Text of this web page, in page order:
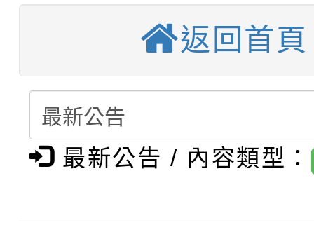
結果(第3招)
學年度第1學期第9次
結果(第4招)
【甄選結果(第12招)】
學年度第1學期第7次代
結果(第12招)
轉知：桃園市115學年
賽及師生本土語及新住
賽實施要點
轉知：「桃園市115學
比賽實施要點」
轉知：「115年金融知
返回首頁
最新公告 / 內容類型：